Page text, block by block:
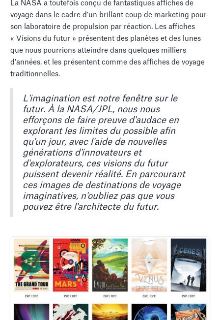
La NASA a toutefois conçu de fantastiques affiches de
voyage dans le cadre d'un brillant coup de marketing pour
son laboratoire de propulsion par réaction. Les affiches
« Visions du futur » présentent des planètes et des lunes
que nous pourrions atteindre dans quelques milliers
d'années, et les présentent comme des affiches de voyage
traditionnelles.
L'imagination est notre fenêtre sur le
futur. À la NASA/JPL, nous nous
efforçons de faire preuve d'audace en
explorant les limites du possible afin
qu'un jour, avec l'aide de nouvelles
générations d'innovateurs et
d'explorateurs, ces visions du futur
puissent devenir réalité. En parcourant
ces images de destinations de voyage
imaginatives, n'oubliez pas que vous
pouvez être l'architecte du futur.